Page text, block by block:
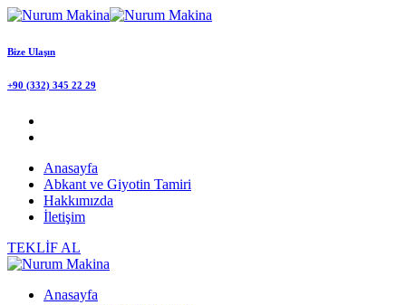
Bize Ulaşın
+90 (332) 345 22 29
Anasayfa
Abkant ve Giyotin Tamiri
Hakkımızda
İletişim
TEKLİF AL
Anasayfa